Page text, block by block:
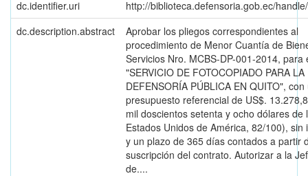
dc.identifier.uri
http://biblioteca.defensoria.gob.ec/
dc.description.abstract
Aprobar los pliegos correspondientes al
procedimiento de Menor Cuantía de
Servicios Nro. MCBS-DP-001-2014, para
"SERVICIO DE FOTOCOPIADO PARA LA
DEFENSORÍA PÚBLICA EN QUITO", con
presupuesto referencial de US$.
mil doscientos setenta y ocho dólares de
Estados Unidos de América, 82/100), sin
y un plazo de 365 días contados a partir
suscripción del contrato. Autorizar a la
de....